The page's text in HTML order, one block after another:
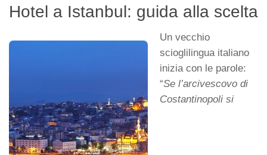
Hotel a Istanbul: guida alla scelta
Un vecchio
scioglilingua italiano
inizia con le parole:
“Se l’arcivescovo di
Costantinopoli si